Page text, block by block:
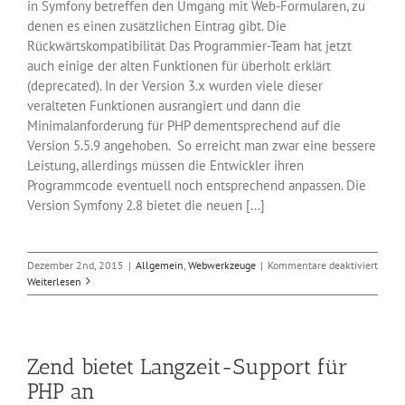
in Symfony betreffen den Umgang mit Web-Formularen, zu
denen es einen zusätzlichen Eintrag gibt. Die
Rückwärtskompatibilität Das Programmier-Team hat jetzt
auch einige der alten Funktionen für überholt erklärt
(deprecated). In der Version 3.x wurden viele dieser
veralteten Funktionen ausrangiert und dann die
Minimalanforderung für PHP dementsprechend auf die
Version 5.5.9 angehoben. So erreicht man zwar eine bessere
Leistung, allerdings müssen die Entwickler ihren
Programmcode eventuell noch entsprechend anpassen. Die
Version Symfony 2.8 bietet die neuen [...]
Dezember 2nd, 2015 | Allgemein Webwerkzeuge | Kommentare deaktiviertfür
zwei
Weiterlesen
Zend bietet Langzeit-Support für
PHP an